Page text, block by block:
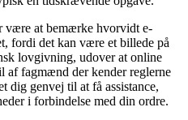
være at bemærke hvorvidt e-
fordi det kan være et billede på
lovgivning, udover at online
af fagmænd der kender reglerne
dig genvej til at få assistance,
i forbindelse med din ordre.